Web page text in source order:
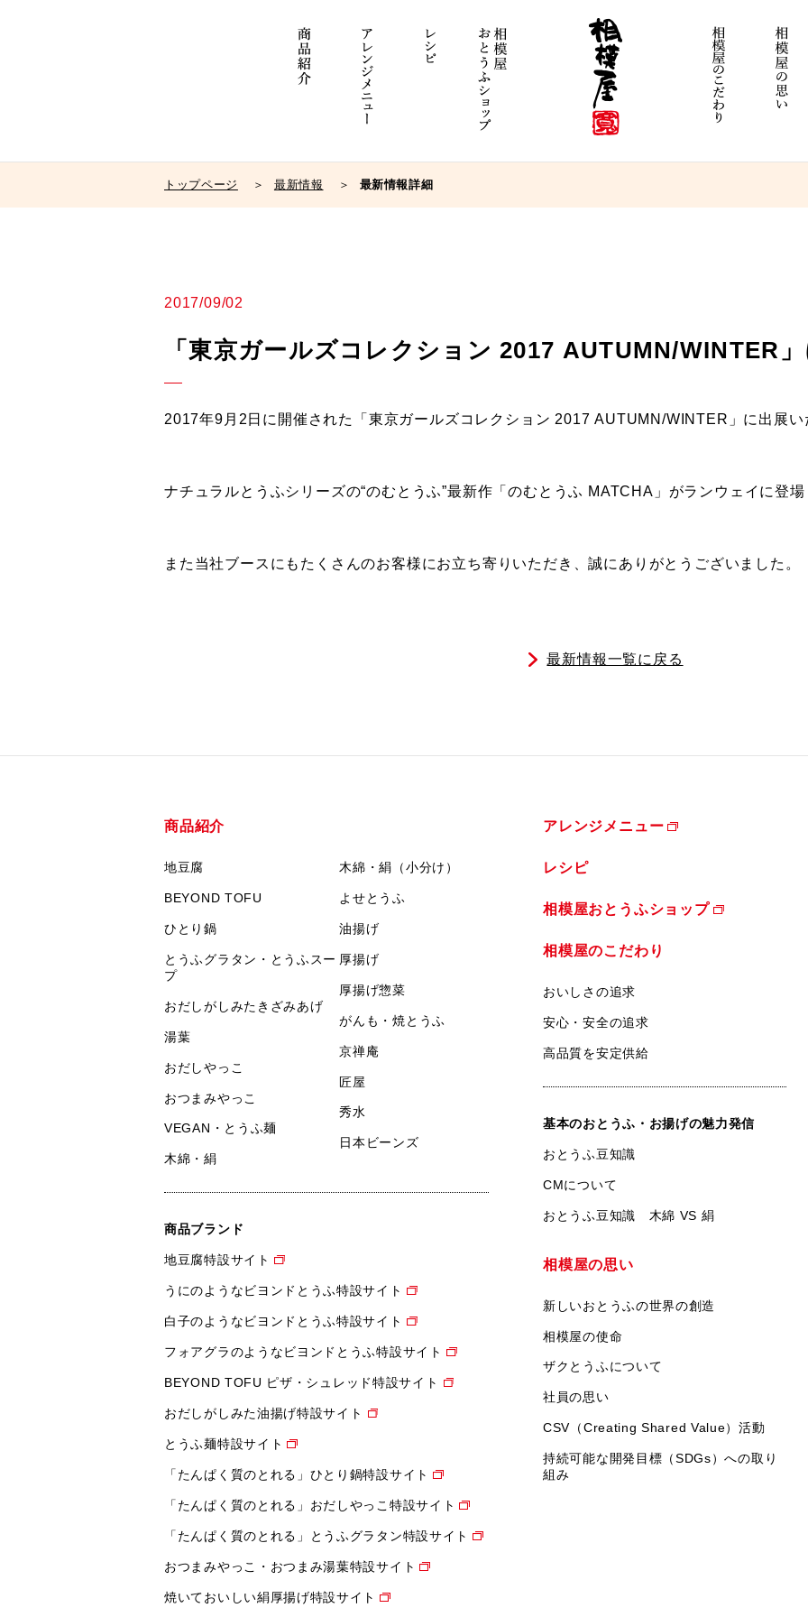
トップページ 最新情報 最新情報詳細
2017/09/02
「東京ガールズコレクション 2017 AUTUMN/WINTER
2017年9月2日に開催された「東京ガールズコレクション 2017 AUTUMN/WINTER」に出展い
ナチュラルとうふシリーズの“のむとうふ”最新作「のむとうふ MATCHA」がランウェイに登場
また当社ブースにもたくさんのお客様にお立ち寄りいただき、誠にありがとうございました。
最新情報一覧に戻る
商品紹介
地豆腐
BEYOND TOFU
ひとり鍋
とうふグラタン・とうふスー
プ
おだしがしみたきざみあげ
湯葉
おだしやっこ
おつまみやっこ
VEGAN・とうふ麺
木綿・絹
木綿・絹（小分け）
よせとうふ
油揚げ
厚揚げ
厚揚げ惣菜
がんも・焼とうふ
京禅庵
匠屋
秀水
日本ビーンズ
商品ブランド
地豆腐特設サイト
うにのようなビヨンドとうふ特設サイト
白子のようなビヨンドとうふ特設サイト
フォアグラのようなビヨンドとうふ特設サイト
BEYOND TOFU ピザ・シュレッド特設サイト
おだしがしみた油揚げ特設サイト
とうふ麺特設サイト
「たんぱく質のとれる」ひとり鍋特設サイト
「たんぱく質のとれる」おだしやっこ特設サイト
「たんぱく質のとれる」とうふグラタン特設サイト
おつまみやっこ・おつまみ湯葉特設サイト
焼いておいしい絹厚揚げ特設サイト
アレンジメニュー
レシピ
相模屋おとうふショップ
相模屋のこだわり
おいしさの追求
安心・安全の追求
高品質を安定供給
基本のおとうふ・お揚げの魅力発信
おとうふ豆知識
CMについて
おとうふ豆知識 木綿 VS 絹
相模屋の思い
新しいおとうふの世界の創造
相模屋の使命
ザクとうふについて
社員の思い
CSV（Creating Shared Value）活動
持続可能な開発目標（SDGs）への取り
組み